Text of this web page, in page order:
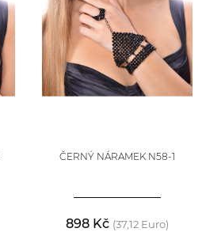
ČERNÝ NÁRAMEK N58-1
898 Kč (37,12 Euro)